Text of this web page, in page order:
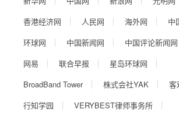
香港经济网
人民网 海外网
中
环球网
中国新闻网 中国评论新闻网
网易
联合早报
星岛环球网
BroadBand Tower
株式会社YAK
客
行知学园
VERYBEST律师事务所